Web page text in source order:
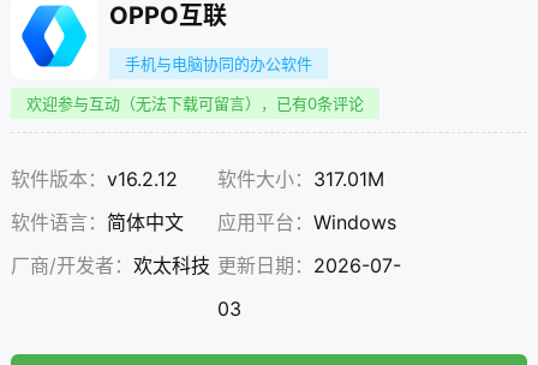
OPPO互联
手机与电脑协同的办公软件
欢迎参与互动（无法下载可留言），已有0条评论
软件版本： v16.2.12 软件大小： 317.01M
软件语言： 简体中文 应用平台： Windows
厂商/开发者： 欢太科技 更新日期： 2026-07-
03